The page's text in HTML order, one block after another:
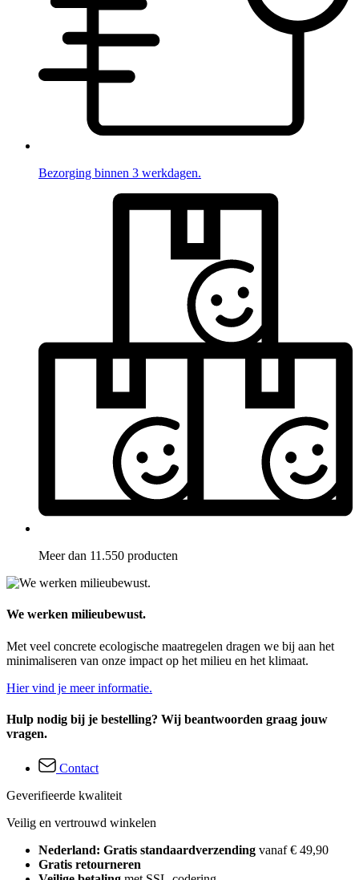
Bezorging binnen 3 werkdagen.
Meer dan 11.550 producten
We werken milieubewust.
Met veel concrete ecologische maatregelen dragen we bij aan het
minimaliseren van onze impact op het milieu en het klimaat.
Hier vind je meer informatie.
Hulp nodig bij je bestelling? Wij beantwoorden graag jouw
vragen.
Contact
Geverifieerde kwaliteit
Veilig en vertrouwd winkelen
Nederland: Gratis standaardverzending vanaf € 49,90
Gratis retourneren